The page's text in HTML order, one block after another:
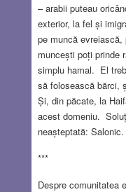
– arabii puteau
exterior, la fel și
pe muncă evreiască,
muncești poți prinde
simplu hamal. El
să folosească bărci,
Și, din păcate, la
acest domeniu.
neașteptată: Salonic.
***
Despre comunitatea